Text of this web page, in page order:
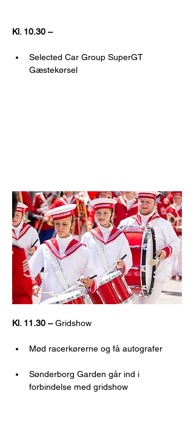
Kl. 10.30 –
Selected Car Group SuperGT
Gæstekørsel
Kl. 11.30 – Gridshow
Mød racerkørerne og få autografer
Sønderborg Garden går ind i
forbindelse med gridshow